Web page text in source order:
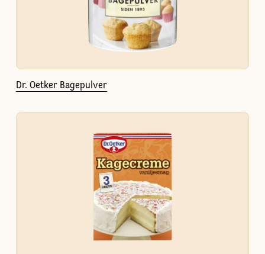
Dr. Oetker Bagepulver